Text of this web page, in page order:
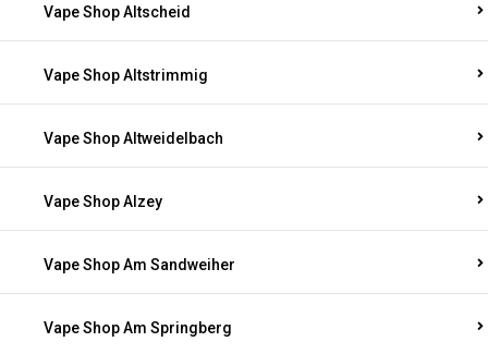
Vape Shop Altscheid
Vape Shop Altstrimmig
Vape Shop Altweidelbach
Vape Shop Alzey
Vape Shop Am Sandweiher
Vape Shop Am Springberg